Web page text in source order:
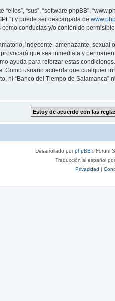
“sus”, “software phpBB”,
y puede ser descargada de
conductas y/o contenido
indecente, amenazante,
que sea inmediata y
ayuda para reforzar estas
Como usuario acuerda que cualquier
ni “Banco del Tiempo de
Desarrollado porphpBB® Forum
Traducción al español
Privacidad |